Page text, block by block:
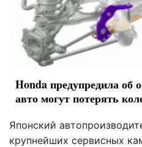
Honda предупредила об
авто могут потерять
Японский
крупнейших сервисных